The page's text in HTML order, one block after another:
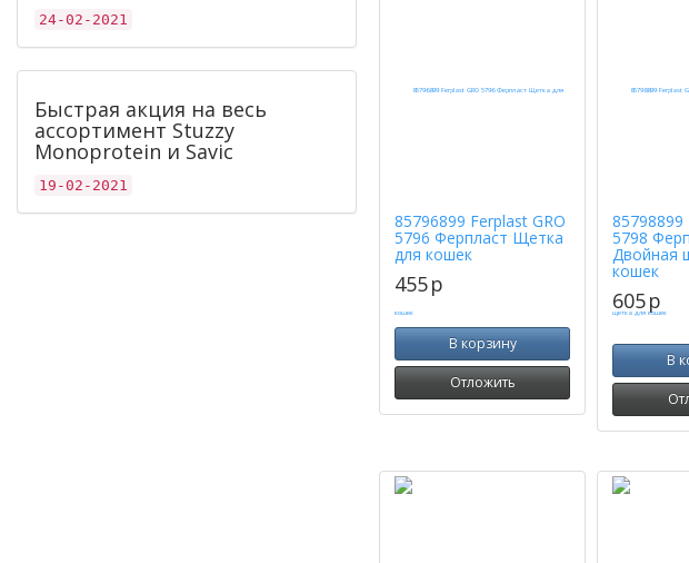
24-02-2021
Быстрая акция на весь
ассортимент Stuzzy
Monoprotein и Savic
19-02-2021
85796899 Ferplast GRO
5796 Ферпласт Щетка
для кошек
455p
В корзину
Отложить
85798899
5798
Двойная
кошек
605p
В